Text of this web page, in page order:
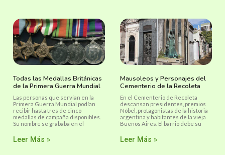
Todas las Medallas Británicas
de la Primera Guerra Mundial
Las personas que servían en la
Primera Guerra Mundial podían
recibir hasta tres de cinco
medallas de campaña disponibles.
Su nombre se grababa en el
Leer Más »
Mausoleos y Personajes del
Cementerio de la Recoleta
En el Cementerio de Recoleta
descansan presidentes, premios
Nóbel, protagonistas de la historia
argentina y habitantes de la vieja
Buenos Aires. El barrio debe su
Leer Más »